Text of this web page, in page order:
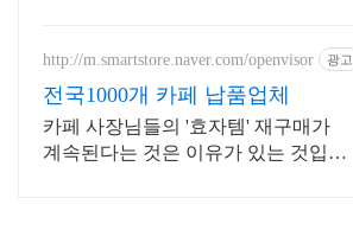
http://m.smartstore.naver.com/openvisor 광고
전국1000개 카페 납품업체
카페 사장님들의 '효자템' 재구매가
계속된다는 것은 이유가 있는 것입니